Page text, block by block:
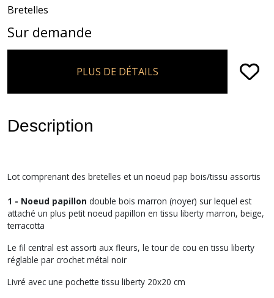
Bretelles
Sur demande
PLUS DE DÉTAILS
Description
Lot comprenant des bretelles et un noeud pap bois/tissu assortis
1 - Noeud papillon double bois marron (noyer) sur lequel est
attaché un plus petit noeud papillon en tissu liberty marron, beige,
terracotta
Le fil central est assorti aux fleurs, le tour de cou en tissu liberty
réglable par crochet métal noir
Livré avec une pochette tissu liberty 20x20 cm